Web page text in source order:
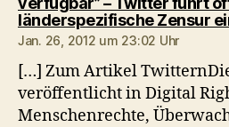
länderspezifische Zensur
Jan. 26, 2012 um 23:02 Uhr
[…] Zum Artikel
veröffentlicht in Digital
Menschenrechte,